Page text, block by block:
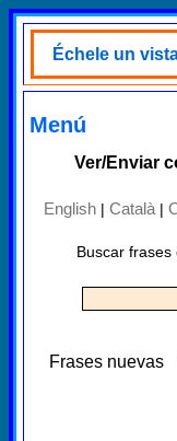
Échele un
Menú
Ver/Enviar
English | Català |
Buscar frases
Frases nuevas